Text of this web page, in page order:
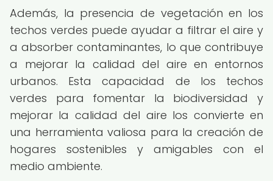
Además, la presencia de vegetación en los
techos verdes puede ayudar a filtrar el aire y
a absorber contaminantes, lo que contribuye
a mejorar la calidad del aire en entornos
urbanos. Esta capacidad de los techos
verdes para fomentar la biodiversidad y
mejorar la calidad del aire los convierte en
una herramienta valiosa para la creación de
hogares sostenibles y amigables con el
medio ambiente.